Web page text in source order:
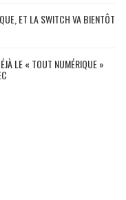
ET LA SWITCH VA BIENTÔT
LE « TOUT NUMÉRIQUE »